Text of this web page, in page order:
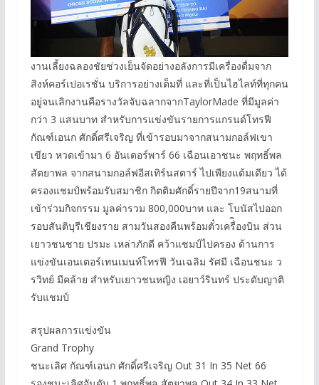
งานเลี้ยงฉลองชัยช่วงเย็นจัดอย่างอลังการมีเครื่องดื่มจาก
สิงห์คอร์เปอเรชั่น บริการอย่างเต็มที่ และที่เป็นไฮไลท์ที่ทุกคน
อยู่จนเลิกงานคือรางวัลจับฉลากจากTaylorMade ที่มีมูลค่า
กว่า 3 แสนบาท สำหรับการแข่งขันรายการแกรนด์โทรฟี
กัณฑ์เอนก ศักดิ์ศรีเจริญ ที่เข้ารอบมาจากสนามกอล์ฟเขา
เขียว หวดเข้ามา 6 อันเดอร์พาร์ 66 เฉือนเอาชนะ พฤทธิ์พล
สัตยาพล จากสนามกอล์ฟอีสเทิร์นสตาร์ ไปเพียงแต้มเดียว ได้
ครองแชมป์พร้อมรับสมาชิก กิตติมศักดิ์รายปีจาก19สนามที่
เข้าร่วมกิจกรรม มูลค่ารวม 800,000บาท และ โบนัสไปออก
รอบสันติบุรีเชียงราย สามวันสองคืนพร้อมตั๋วเครื่ิองบิน ส่วน
เยาวชนชาย ปรมะ เหล่าภักดี คว้าแชมป์ไปครอง ด้านการ
แข่งขันเอนเตอร์เทนเมนท์โทรฟี วันเฉลิม รัศมี เฉือนชนะ ว
รวิทย์ มีคล้าย สำหรับเยาวชนหญิง เอยาว์รินทร์ ประดับญาติ
รับแชมป์
สรุปผลการแข่งขัน
Grand Trophy
ชนะเลิศ กัณฑ์เอนก ศักดิ์ศรีเจริญ Out 31 In 35 Net 66